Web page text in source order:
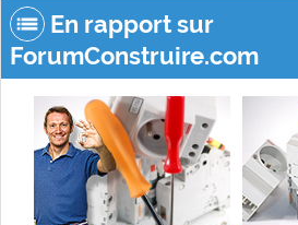
En rapport sur
ForumConstruire.com